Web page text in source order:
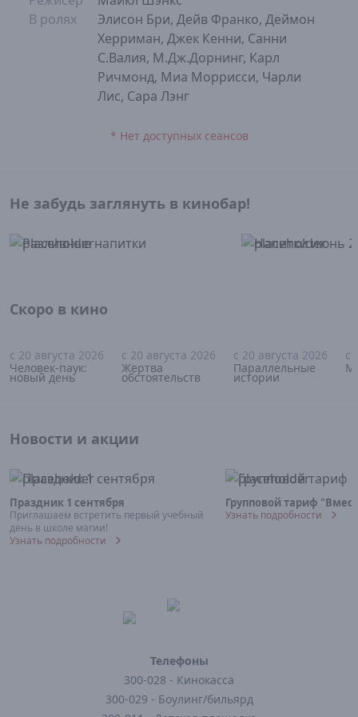
В ролях
Элисон Бри, Дейв Франко, Деймон
Херриман, Джек Кенни, Санни
С.Валия, М.Дж.Дорнинг, Карл
Ричмонд, Миа Моррисси, Чарли
Лис, Сара Лэнг
* Нет доступных сеансов
Не забудь заглянуть в кинобар!
Скоро в кино
16+
с 20 августа 2026
Человек-паук:
новый день
18+
с 20 августа 2026
Жертва
обстоятельств
18+
с 20 августа 2026
Параллельные
истории
с
Новости и акции
Праздник 1 сентября
Приглашаем встретить первый учебный
день в школе магии!
Узнать подробности
Групповой тариф
Узнать подробности
Телефоны
300-028 - Кинокасса
300-029 - Боулинг/бильярд